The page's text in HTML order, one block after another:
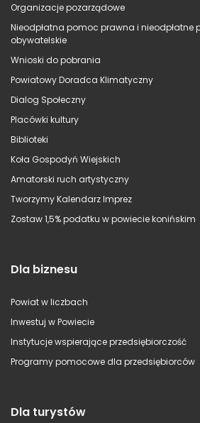
Organizacje pozarządowe
Nieodpłatna pomoc prawna i nieodpłatne
obywatelskie
Wnioski do pobrania
Powiatowy Doradca Klimatyczny
Dialog Społeczny
Placówki kultury
Biblioteki
Koła Gospodyń Wiejskich
Amatorski ruch artystyczny
Tworzymy Kalendarz Imprez
Zostaw 1,5% podatku w powiecie konińskim
Dla biznesu
Powiat w liczbach
Inwestuj w Powiecie
Instytucje wspierające przedsiębiorczość
Programy pomocowe dla przedsiębiorców
Dla turystów